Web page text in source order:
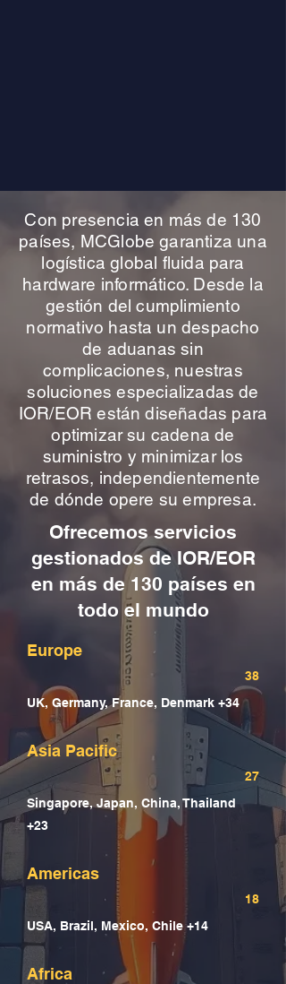
Con presencia en más de 130
países, MCGlobe garantiza una
logística global fluida para
hardware informático. Desde la
gestión del cumplimiento
normativo hasta un despacho
de aduanas sin
complicaciones, nuestras
soluciones especializadas de
IOR/EOR están diseñadas para
optimizar su cadena de
suministro y minimizar los
retrasos, independientemente
de dónde opere su empresa.
Ofrecemos servicios
gestionados de IOR/EOR
en más de 130 países en
todo el mundo
Europe
38
UK, Germany, France, Denmark +34
Asia Pacific
27
Singapore, Japan, China, Thailand
+23
Americas
18
USA, Brazil, Mexico, Chile +14
Africa